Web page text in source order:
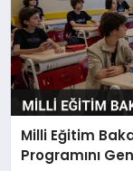
Milli Eğitim
Programını